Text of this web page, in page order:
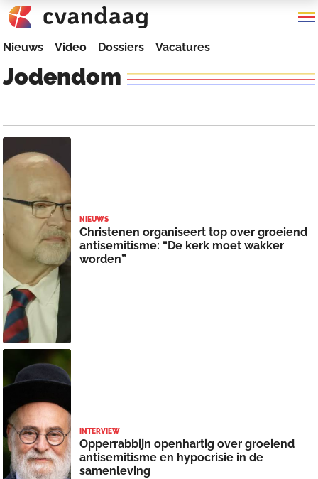
Nieuws Video Dossiers Vacatures
Jodendom
NIEUWS
Christenen organiseert top over groeiend
antisemitisme: “De kerk moet wakker
worden”
INTERVIEW
Opperrabbijn openhartig over groeiend
antisemitisme en hypocrisie in de
samenleving